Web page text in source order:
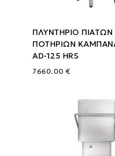
ΠΛΥΝΤΗΡΙΟ ΠΙΑΤΩΝ
ΠΟΤΗΡΙΩΝ
AD-125 HRS
7660.00 €